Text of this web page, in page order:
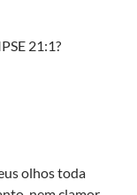
21:1?
olhos toda